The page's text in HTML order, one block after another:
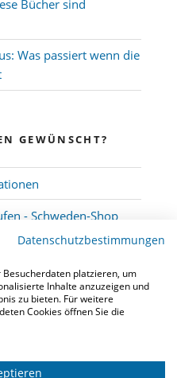
Bücher sind
Was passiert wenn die
GEWÜNSCHT?
- Schweden-Shop
Datenschutzbestimmungen
platzieren, um
Inhalte anzuzeigen und
zu bieten. Für weitere
Cookies öffnen Sie die